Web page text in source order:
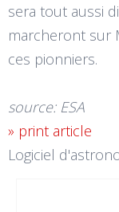
sera tout aussi
marcheront sur
ces pionniers.
source: ESA
» print article
Logiciel